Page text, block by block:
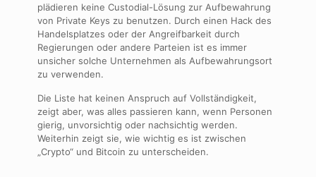
plädieren keine Custodial-Lösung zur Aufbewahrung
von Private Keys zu benutzen. Durch einen Hack des
Handelsplatzes oder der Angreifbarkeit durch
Regierungen oder andere Parteien ist es immer
unsicher solche Unternehmen als Aufbewahrungsort
zu verwenden.
Die Liste hat keinen Anspruch auf Vollständigkeit,
zeigt aber, was alles passieren kann, wenn Personen
gierig, unvorsichtig oder nachsichtig werden.
Weiterhin zeigt sie, wie wichtig es ist zwischen
„Crypto“ und Bitcoin zu unterscheiden.